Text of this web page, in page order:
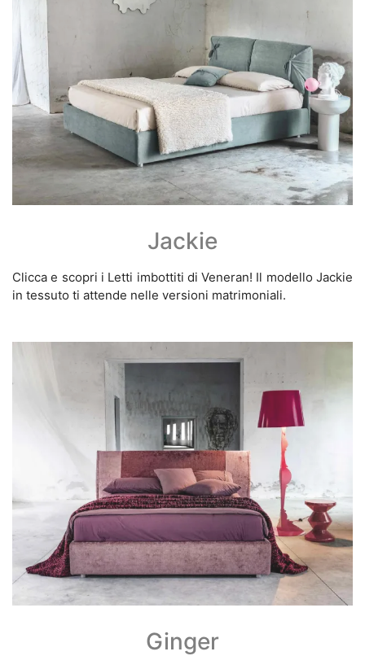
Jackie
Clicca e scopri i Letti imbottiti di Veneran! Il modello Jackie
in tessuto ti attende nelle versioni matrimoniali.
Ginger